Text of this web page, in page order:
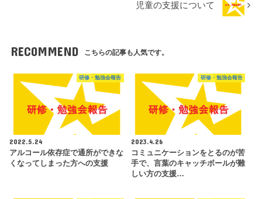
児童の支援について
RECOMMEND こちらの記事も人気です。
研修・勉強会報告
2022.5.24
アルコール依存症で通所ができな
くなってしまった方への支援
研修・勉強会報告
2023.4.26
コミュニケーションをとるのが苦
手で、言葉のキャッチボールが難
しい方の支援…